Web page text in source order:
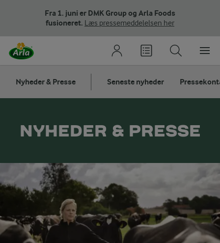
Fra 1. juni er DMK Group og Arla Foods
fusioneret. Læs pressemeddelelsen her
Nyheder & Presse Seneste nyheder
NYHEDER & PRESSE